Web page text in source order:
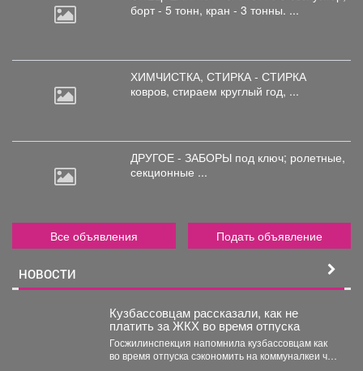
борт - 5 тонн, кран - 3 тонны. ...
ХИМЧИСТКА, СТИРКА - СТИРКА
ковров, стираем круглый год, ...
ДРУГОЕ - ЗАБОРЫ под ключ; ролетные,
секционные ...
Все объявления Подать объявление
НОВОСТИ
Кузбассовцам рассказали, как не
платить за ЖКХ во время отпуска
Госжилинспекция напомнила кузбассовцам как
во время отпуска сэкономить на коммуналкеи что